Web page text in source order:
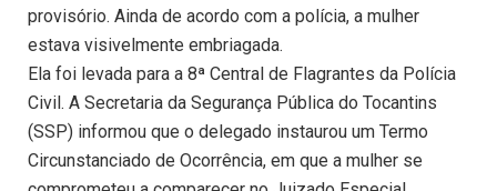
provisório. Ainda de acordo com a polícia, a mulher
estava visivelmente embriagada.
Ela foi levada para a 8ª Central de Flagrantes da Polícia
Civil. A Secretaria da Segurança Pública do Tocantins
(SSP) informou que o delegado instaurou um Termo
Circunstanciado de Ocorrência, em que a mulher se